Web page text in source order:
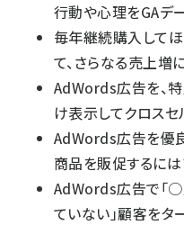
行動や心理をGAデ
毎年継続購入して
て、さらなる売上増
AdWords広告を、
け表示してクロスセ
AdWords広告を優
商品を販促するには
AdWords広告で「
ていない」顧客をタ